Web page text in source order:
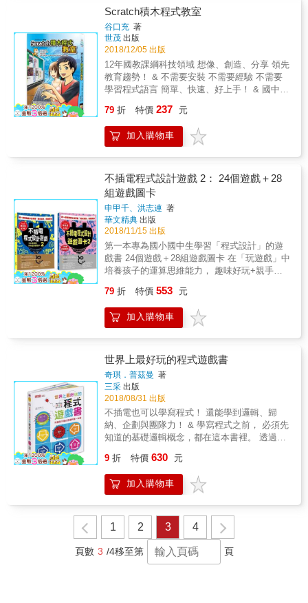
軟體或教材，不論是孩子自學、親子共讀、或
是作為學校教材，都具有非常高的實用性！
要怎麼順利抵達學校呢？遇到水窪，可以跳過
去、搬石頭當作墊腳石、或是脫下鞋子涉水而
過；碰到青蛙們過馬路，可以從旁邊繞過去、
踩高蹺跨過去、也可以等青蛙們通過後再走。
三姊弟面對問題的解決方法各有不同，但最後
都順利解決問題，這表示解決問題的方法有很
多種，點子往往並非只有一個。 想出解決問題
的方法，就是「演算法」，我們其實早已習慣
用演算法來解決生活中的問題、並採取行動。
讀了本書之後，你就能夠學會思考，並且找出
最適當的演算法來達成目的。當你學會運用這
樣的思考方式，你就具備了程式設計的基礎。
& 第2冊《排排看、找找看》&mdash;&mdash;
定要來練習大隊接力，但是棒次的順序應該怎
麼決定呢？要按速度排列嗎？那麼就先來測試
大家的速度，再試試看要如何排棒次才是最好
的！另外，想要在辭典上找某個生字的解釋，
要怎麼搜尋比較方便？用注音、部首或是筆
畫？想想看，哪種方式能最快找到想找的生
字。 像這樣將數量很多的東西，依照順序排
列，或是從中找出某一樣東西，是電腦最擅長
算法，在日常生活中排東西或是找東西，也會
未來》&mdash;&mdash;了解演算法的基本形
式 生活課時，小男生選擇種番茄，但是番茄要
怎麼種呢？每天要澆多少水？什麼時候架支
柱？長出側芽時怎麼辦？多久該施肥呢？把種
番茄的順序和方法，或是遇到問題時該怎麼解
決，一步步寫下來，就叫作流程圖。有了流程
圖，即使之後別人也想要種番茄，或是解決一
樣的問題，只要看著流程圖就能順利通關了！
在說明演算法時，為了方便理解，也會使用流
程圖。演算法有三個基本形式，分別是「依照
順序執行」、「重複執行」及「必要時才執
行」，能夠以流程圖畫出這三個形式，就表示
已經打好了程式設計的基礎。 & 第4冊《演算
法遊戲大挑戰》&mdash;&mdash;以演算法來
玩遊戲 當孩子知道該如何思考，知道達到目標
麼排列順序、畫出準確好用的流程圖之後，就
來玩遊戲吧！這裡有11個小遊戲，可愛的鬆餅
換位遊戲要考考孩子，在每次只能移動1枚鬆
餅、而且上面的鬆餅不能比下面的大等規則
下，如何用最少的次數成功移動鬆餅。在尋找
世界往更多未知領域擴展，首先第一個目標就
是「水域」。過往在Minecraft的水裡面，是近
乎伸手不見五指的極差視野環境，因此在水裡
面的生物、布景等等的設計，一向不受開發商
重視。但是經過這次大改版，我們將會看到
Minecraft全新的樣貌、全新的玩法。本書特別
準備多達200頁的水中生存、水中建築、水裡紅
石機關等的完全攻略，將帶領讀者一起在這蘊
含無數珍寶與資源，也處處充滿危機的
紗，完成前所未有的大冒險！
Scratch積木程式教室
谷口充 著
世茂 出版
2018/12/05 出版
12年國教課綱科技領域 想像、創造、分享 領先
教育趨勢！ & 不需要安裝 不需要經驗 不需要
學習程式語言 簡單、快速、好上手！ & 國中及
班，在家就能先修！ & 教育部每年舉辦「全國
貓咪盃競賽」指定軟體 美國麻省理工媒體實驗
室開發 日本AMAZON讀者一致好評 只要有電
世界， 也能借用別人已完成的作品加以改編。
任何人都能輕鬆上手，Scratch就是這麼自由！
& 日本AMAZON讀者一致好評 最簡單易懂的程
式設計書 & 「最近AI和程式學習等相關話題越
來越多，覺得這本書好像很適合小孩就買了。
本來以為只是給小孩看的漫畫書，沒想到內容
也能銜接日後學習其它程式上，真的大推！」
─kotaro & 「我家的小孩和這本書的主角一樣就
讀小學四年級，聽到可以自己做出遊戲就迫不
及待的開始看了。內容真的很簡單，就算不會
們會一起擠在電腦前討論該如何製作。」
─Taka & 「說明簡單易懂。後面幾章的難度較
高，如果能有家長一起陪伴，會比較容易理
習，孩子也比較不會感到壓力吧。」─Mihorin
& 看漫畫學程式，遊戲、動畫自己做 訓練邏輯
思考力，培養創造力！
79 折 特價 237 元
加入購物車
不插電程式設計遊戲 2： 24個遊戲＋28
組遊戲圖卡
申甲千、洪志連 著
華文精典 出版
2018/11/15 出版
第一本專為國小國中生學習「程式設計」的遊
戲書 24個遊戲＋28組遊戲圖卡 在「玩遊戲」中
培養孩子的運算思維能力， 趣味好玩+親手做
的大門！ 【培養孩子獨立思考與解決問題的能
力】 從小開始培養未來必備的競爭能力
&mdash;運算思維，透過玩遊戲跨出學習第一
力（模式識別、搜尋、歸納） ◎ 圖表化能力
（想像力、抽象化、影像顯示） ◎ 有效方法應
用（歸納與分析、演算法） 【歐美創新的「不
插電」學習法】 ◎ 歐美國家針對兒童「程式設
計教育」開創的新學習法，針對6-12歲兒童，
以遊戲、互動、手做、輔具等學習程式設計概
念 ◎ 避免兒童電腦上癮 ◎ 開放式學習，創造
更大想像力 【育樂並行的「遊戲式學習」】
「遊戲式學習」是近幾年興起的教學法，廣受
更深刻 ◎ 參與式學習提高效益︰親自動手做，
更有體驗感、成就感 ◎ 增進親子關係︰父母親
與孩子一起玩，讓親子關係更溫馨 ◎ 自我能力
啟發︰獨立思考、解決問題能力、專注力、記
憶力、行動力 ◎ 人際發展︰與同學朋友一起
玩，促進友誼、團隊的競爭與合作、責任感 本
書特色 ●豐富多元︰24個親自動手做遊戲 。遊
79 折 特價 553 元
加入購物車
世界上最好玩的程式遊戲書
奇琪．普茲曼 著
三采 出版
2018/08/31 出版
不插電也可以學寫程式！ 還能學到邏輯、歸
納、企劃與團隊力！ & 學寫程式之前， 必須先
知道的基礎邏輯概念，都在這本書裡。 透過有
人、逃出叢林， 不必開電腦就能學習寫程式！
& 學程式，你不能不懂的程式名詞解釋： 序
列、指令、流程圖、迴圈、 除錯、條件句、程
式的基礎 2.學會將問題拆解成小問題，建立孩
子的邏輯力 3.以遊戲摸索出「模式」，訓練孩
子的歸納力 4.建立「作計畫」的方法，培養孩
子的企劃力 國內推薦 & 臺北市大同區日新國民
9 折 特價 630 元
加入購物車
1 2 3 4
頁數 3 /4移至第 頁